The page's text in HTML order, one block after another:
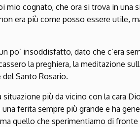
mio cognato, che ora si trova in una
era più come posso essere utile,
po’ insoddisfatto, dato che c’era
la preghiera, la meditazione
Santo Rosario.
più da vicino con la cara
ferita sempre più grande e ha
quello che sperimentiamo di